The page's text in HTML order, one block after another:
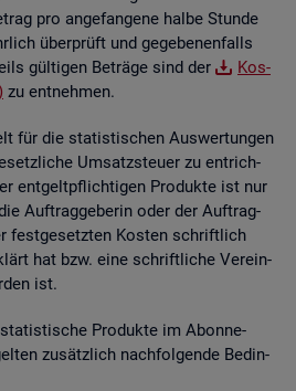
pro an­ge­fan­ge­ne halbe Stun­de
über­prüft und ge­ge­be­nen­falls
gül­ti­gen Be­trä­ge sind der
Kos­
zu ent­neh­men.
für die sta­tis­ti­schen Aus­wer­tun­gen
Um­satz­steu­er zu ent­rich­
ent­gelt­pflich­ti­gen Pro­duk­te ist nur
Auf­trag­ge­be­rin oder der Auf­trag­
fest­ge­setz­ten Kos­ten schrift­lich
hat bzw. eine schrift­li­che Ver­ein­
ist.
Pro­duk­te im Abon­ne­
zu­sätz­lich nach­fol­gen­de Be­din­